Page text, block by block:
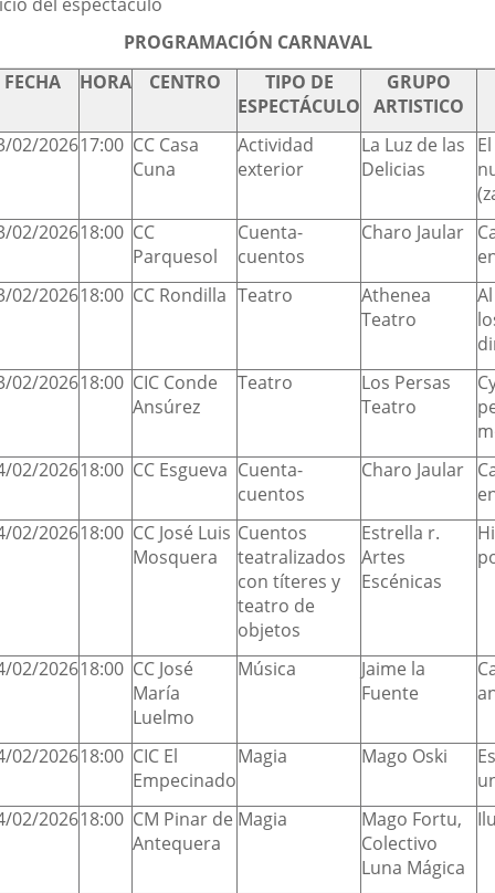
del espectáculo
PROGRAMACIÓN CARNAVAL
FECHA
HORA CENTRO
TIPO DE
ESPECTÁCULO
GRUPO
ARTISTICO
02/202617:00 CC Casa
Cuna
Actividad
exterior
La Luz de las
Delicias
02/202618:00 CC
Parquesol
Cuenta-
cuentos
Charo Jaular
02/202618:00 CC Rondilla Teatro
Athenea
Teatro
02/202618:00 CIC Conde
Ansúrez
Teatro
Los Persas
Teatro
02/202618:00 CC Esgueva Cuenta-
cuentos
Charo Jaular
02/202618:00 CC José Luis
Mosquera
Cuentos
teatralizados
con títeres y
teatro de
objetos
Estrella r.
Artes
Escénicas
02/202618:00 CC José
María
Luelmo
Música
Jaime la
Fuente
02/202618:00 CIC El
Empecinado
Magia Mago Oski
02/202618:00 CM Pinar de
Antequera
Magia
Mago Fortu,
Colectivo
Luna Mágica